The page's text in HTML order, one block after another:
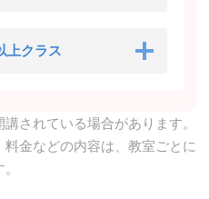
上クラス
されている場合があります。
金などの内容は、教室ごとに